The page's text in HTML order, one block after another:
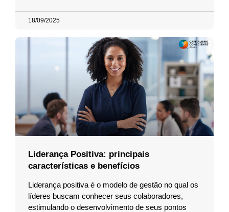
18/09/2025
Liderança Positiva: principais
características e benefícios
Liderança positiva é o modelo de gestão no qual os
líderes buscam conhecer seus colaboradores,
estimulando o desenvolvimento de seus pontos